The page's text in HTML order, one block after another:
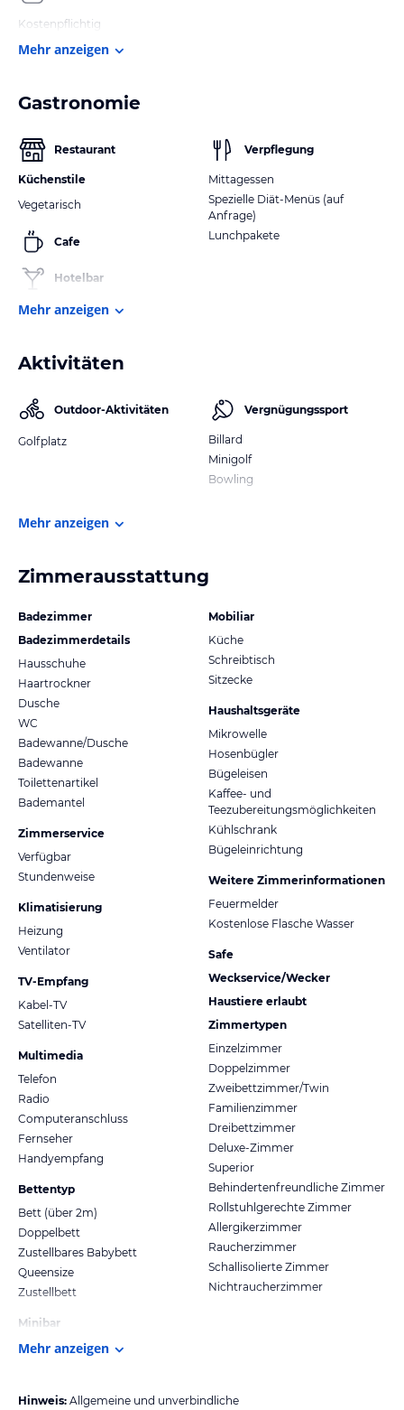
Kostenpflichtig
Mehr anzeigen
Gastronomie
Restaurant
Küchenstile
Vegetarisch
Cafe
Hotelbar
Verpflegung
Mittagessen
Spezielle Diät-Menüs (auf
Anfrage)
Lunchpakete
Mehr anzeigen
Aktivitäten
Outdoor-Aktivitäten
Golfplatz
Vergnügungssport
Billard
Minigolf
Bowling
Mehr anzeigen
Zimmerausstattung
Badezimmer
Badezimmerdetails
Hausschuhe
Haartrockner
Dusche
WC
Badewanne/Dusche
Badewanne
Toilettenartikel
Bademantel
Zimmerservice
Verfügbar
Stundenweise
Klimatisierung
Heizung
Ventilator
TV-Empfang
Kabel-TV
Satelliten-TV
Multimedia
Telefon
Radio
Computeranschluss
Fernseher
Handyempfang
Bettentyp
Bett (über 2m)
Doppelbett
Zustellbares Babybett
Queensize
Zustellbett
Minibar
Mobiliar
Küche
Schreibtisch
Sitzecke
Haushaltsgeräte
Mikrowelle
Hosenbügler
Bügeleisen
Kaffee- und
Teezubereitungsmöglichkeiten
Kühlschrank
Bügeleinrichtung
Weitere Zimmerinformationen
Feuermelder
Kostenlose Flasche Wasser
Safe
Weckservice/Wecker
Haustiere erlaubt
Zimmertypen
Einzelzimmer
Doppelzimmer
Zweibettzimmer/Twin
Familienzimmer
Dreibettzimmer
Deluxe-Zimmer
Superior
Behindertenfreundliche Zimmer
Rollstuhlgerechte Zimmer
Allergikerzimmer
Raucherzimmer
Schallisolierte Zimmer
Nichtraucherzimmer
Mehr anzeigen
Hinweis: Allgemeine und unverbindliche